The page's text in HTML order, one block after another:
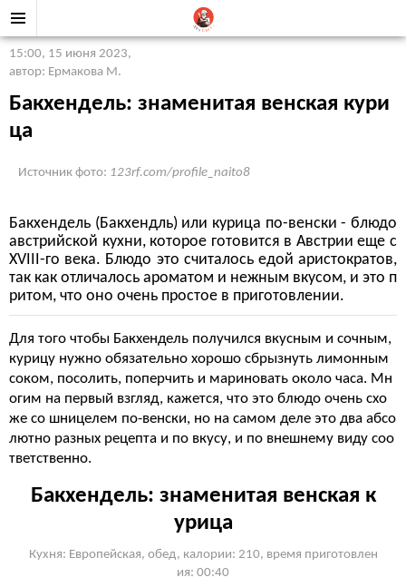
15:00, 15 июня 2023,
автор: Ермакова М.
Бакхендель: знаменитая венская кури
ца
Источник фото: 123rf.com/profile_naito8
Бакхендель (Бакхендль) или курица по-венски - блюдо
австрийской кухни, которое готовится в Австрии еще с
ХVIII-го века. Блюдо это считалось едой аристократов,
так как отличалось ароматом и нежным вкусом, и это п
ритом, что оно очень простое в приготовлении.
Для того чтобы Бакхендель получился вкусным и сочным,
курицу нужно обязательно хорошо сбрызнуть лимонным
соком, посолить, поперчить и мариновать около часа. Мн
огим на первый взгляд, кажется, что это блюдо очень схо
же со шницелем по-венски, но на самом деле это два абсо
лютно разных рецепта и по вкусу, и по внешнему виду соо
тветственно.
Бакхендель: знаменитая венская к
урица
Кухня: Европейская, обед, калории: 210, время приготовлен
ия: 00:40